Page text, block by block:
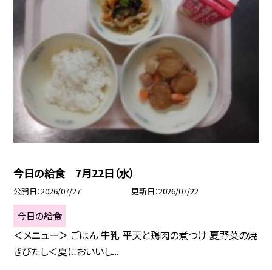
今日の給食 7月22日（水）
公開日 2026/07/27 更新日 2026/07/22
今日の給食
＜メニュー＞ ごはん 牛乳 平天と鶏肉の煮つけ 夏野菜の焼
きびたし＜夏においいし...